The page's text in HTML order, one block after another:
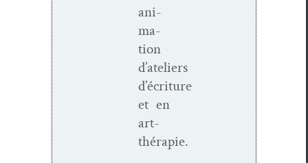
ani­
ma­
tion
d’ateliers
d’écriture
et en
art-
thérapie.